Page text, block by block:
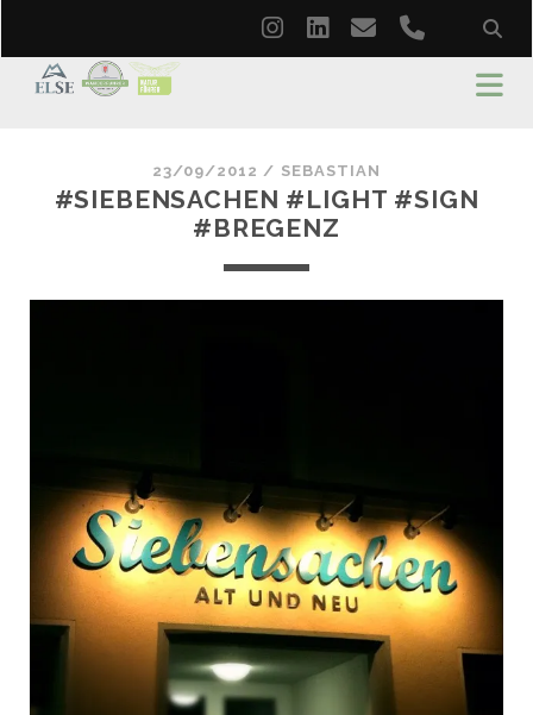
instagram
linkedin
emailphone
23/09/2012 / SEBASTIAN
#SIEBENSACHEN #LIGHT #SIGN
#BREGENZ